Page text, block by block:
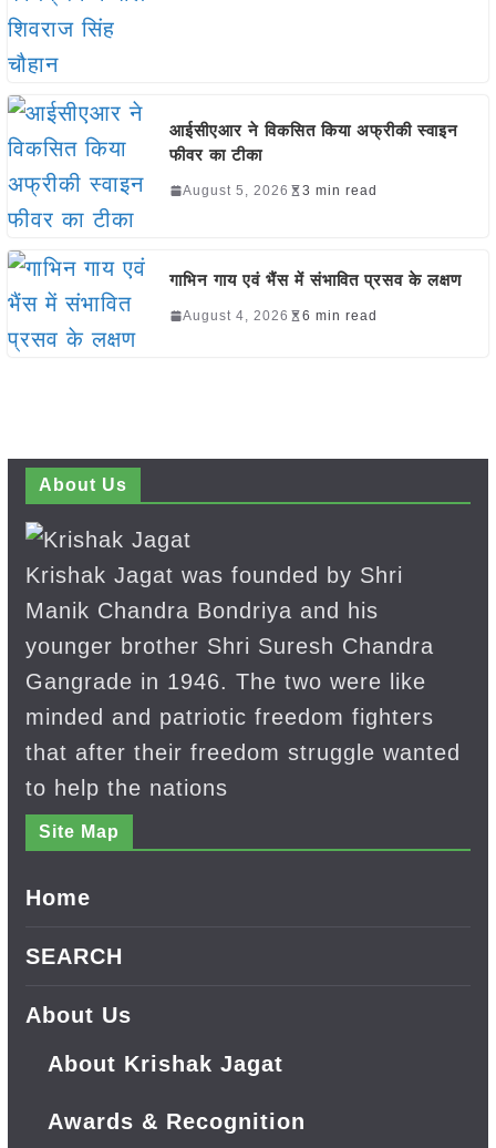
आईसीएआर ने विकसित किया अफ्रीकी स्वाइन
फीवर का टीका
August 5, 2026 3 min read
गाभिन गाय एवं भैंस में संभावित प्रसव के लक्षण
August 4, 2026 6 min read
About Us
Krishak Jagat was founded by Shri
Manik Chandra Bondriya and his
younger brother Shri Suresh Chandra
Gangrade in 1946. The two were like
minded and patriotic freedom fighters
that after their freedom struggle wanted
to help the nations
Site Map
Home
SEARCH
About Us
About Krishak Jagat
Awards & Recognition